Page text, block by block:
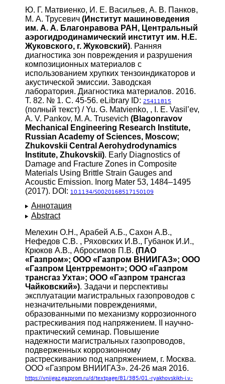
Ю. Г. Матвиенко, И. Е. Васильев, А. В. Панков,
М. А. Трусевич (Институт машиноведения
им. А. А. Благонравова РАН, Центральный
аэрогидродинамический институт им. Н.Е.
Жуковского, г. Жуковский). Ранняя
диагностика зон повреждения и разрушения
композиционных материалов с
использованием хрупких тензоиндикаторов и
акустической эмиссии. Заводская
лаборатория. Диагностика материалов. 2016.
Т. 82. № 1. С. 45-56. eLibrary ID: 25411815
(полный текст) / Yu. G. Matvienko, , I. E. Vasil’ev,
A. V. Pankov, M. A. Trusevich (Blagonravov
Mechanical Engineering Research Institute,
Russian Academy of Sciences, Moscow;
Zhukovskii Central Aerohydrodynamics
Institute, Zhukovskii). Early Diagnostics of
Damage and Fracture Zones in Composite
Materials Using Brittle Strain Gauges and
Acoustic Emission. Inorg Mater 53, 1484–1495
(2017). DOI: 10.1134/S0020168517150109
Аннотация
Abstract
Мелехин О.Н., Арабей А.Б., Сахон А.В.,
Нефедов С.В. , Ряховских И.В., Губанок И.И.,
Крюков А.В., Абросимов П.В. (ПАО
«Газпром»; ООО «Газпром ВНИИГАЗ»; ООО
«Газпром Центрремонт»; ООО «Газпром
трансгаз Ухта»; ООО «Газпром трансгаз
Чайковский»). Задачи и перспективы
эксплуатации магистральных газопроводов с
незначительными повреждениями,
образованными по механизму коррозионного
растрескивания под напряжением. II научно-
практический семинар. Повышение
надежности магистральных газопроводов,
подверженных коррозионному
растрескиванию под напряжением, г. Москва.
ООО «Газпром ВНИИГАЗ». 24-26 мая 2016.
https://vniigaz.gazprom.ru/d/textpage/81/385/01.-ryakhovskikh-i.v.-